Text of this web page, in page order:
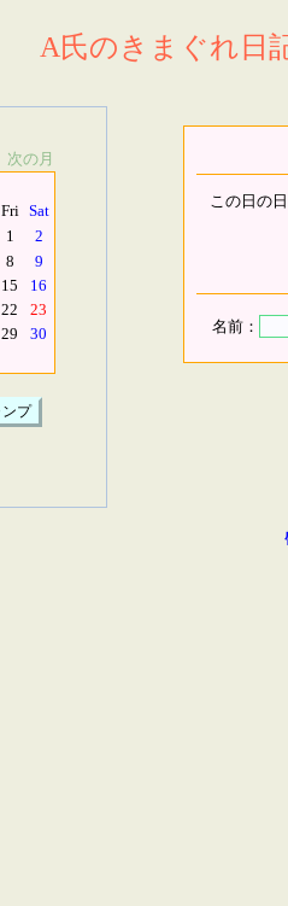
A氏のきまぐれ日
次の月
Fri Sat
1
2
8
9
15
16
22
23
29 30
この日の
名前：